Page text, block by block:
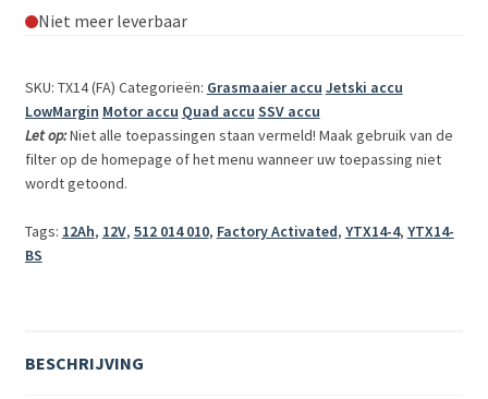
Niet meer leverbaar
SKU: TX14 (FA) Categorieën: Grasmaaier accu Jetski accu
LowMargin Motor accu Quad accu SSV accu
Let op:Niet alle toepassingen staan vermeld! Maak gebruik van de
filter op de homepage of het menu wanneer uw toepassing niet
wordt getoond.
Tags: 12Ah, 12V, 512 014 010, Factory Activated, YTX14-4, YTX14-
BS
BESCHRIJVING